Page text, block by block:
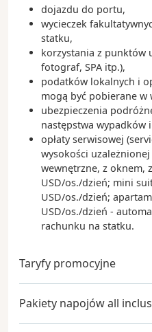
Seattle słynie z kultury
jest miastem
który właśnie tutaj się
dojazdu do portu,
wycieczek
statku,
korzystania z punktów
fotograf, SPA itp.),
podatków lokalnych i
mogą być pobierane w
ubezpieczenia
następstwa wypadków i
opłaty serwisowej
wysokości
wewnętrzne, z oknem,
USD/os./dzień; mini
USD/os./dzień;
USD/os./dzień -
rachunku na statku.
Taryfy promocyjne
Pakiety napojów all